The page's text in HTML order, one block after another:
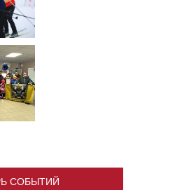
СОБЫТИЙ